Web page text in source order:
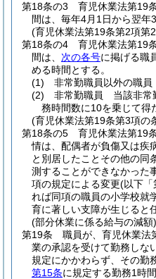
第18条の3
育児休業法第19
間は、毎年4月1日から翌年
(育児休業法第19条第2項第
第18条の4
育児休業法第19
間は、 次の各号に掲げる職
める時間とする。
(1)
非常勤職員以外の職
(2)
非常勤職員 当該非常
務時間数に10を乗じて得
(育児休業法第19条第3項の
第18条の5
育児休業法第19
情は、配偶者が負傷又は疾
と別居したことその他の同
測することができなかった
項の規定による変更(以下「
れば同項の職員の小学校就
育に著しい支障が生じると
(部分休業に係る給与の減額)
第19条
職員が、育児休業法
業の承認を受けて勤務しな
規定にかかわらず、その勤
第15条に規定する勤務1時